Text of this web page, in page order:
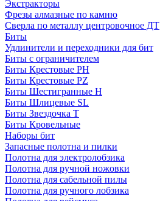
Экстракторы
Фрезы алмазные по камню
Сверла по металлу центровочное ДТ
Биты
Удлинители и переходники для бит
Биты с ограничителем
Биты Крестовые PH
Биты Крестовые PZ
Биты Шестигранные H
Биты Шлицевые SL
Биты Звездочка T
Биты Кровельные
Наборы бит
Запасные полотна и пилки
Полотна для электролобзика
Полотна для ручной ножовки
Полотна для сабельной пилы
Полотна для ручного лобзика